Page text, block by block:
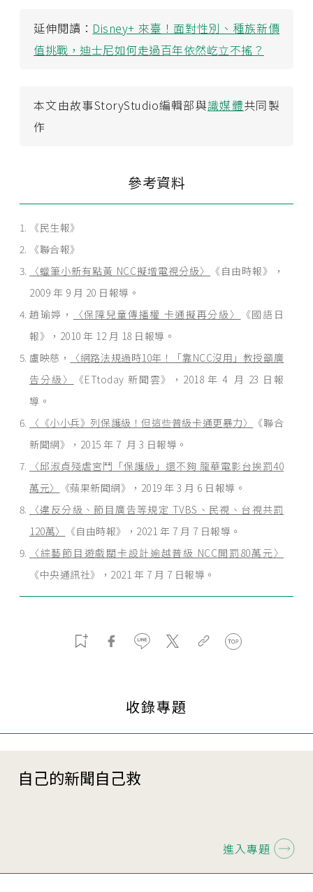
延伸閱讀： Disney+ 來臺！面對性別、種族新價
值挑戰，迪士尼如何走過百年依然屹立不搖？
本文由故事StoryStudio編輯部與識媒體共同製
作
參考資料
《民生報》
《聯合報》
〈蠟筆小新有點黃 NCC擬增電視分級〉
《自由時報》，
2009 年 9 月 20 日報導。
趙瑜婷，
〈保障兒童傳播權 卡通擬再分級〉
《國語日
報》，2010 年 12 月 18 日報導。
盧映慈，
〈網路法規過時10年！「靠NCC沒用」教授籲廣
告分級〉
《ETtoday 新聞雲》，2018 年 4 月 23 日報
導。
〈《小小兵》列保護級！但這些普級卡通更暴力〉
《聯合
新聞網》，2015 年 7 月 3 日報導。
〈邱淑貞殘虐宮鬥「保護級」還不夠 龍華電影台挨罰40
萬元〉
《蘋果新聞網》，2019 年 3 月 6 日報導。
〈違反分級、節目廣告等規定 TVBS、民視、台視共罰
120萬〉
《自由時報》，2021 年 7 月 7 日報導。
〈綜藝節目遊戲關卡設計逾越普級 NCC開罰80萬元〉
《中央通訊社》，2021 年 7 月 7 日報導。
收錄專題
自己的新聞自己救
進入專題